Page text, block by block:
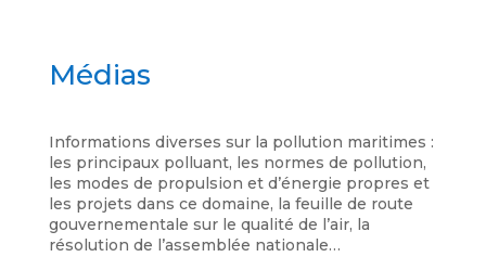
Médias
Informations diverses sur la pollution maritimes :
les principaux polluant, les normes de pollution,
les modes de propulsion et d’énergie propres et
les projets dans ce domaine, la feuille de route
gouvernementale sur le qualité de l’air, la
résolution de l’assemblée nationale…